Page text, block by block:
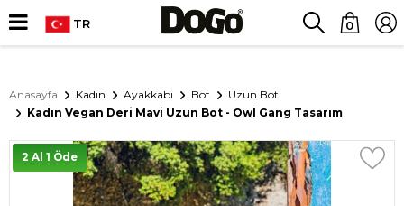
TR 0
Anasayfa Kadın Ayakkabı Bot
Uzun Bot
Kadın Vegan Deri Mavi Uzun Bot - Owl Gang Tasarım
2 Al 1 Öde